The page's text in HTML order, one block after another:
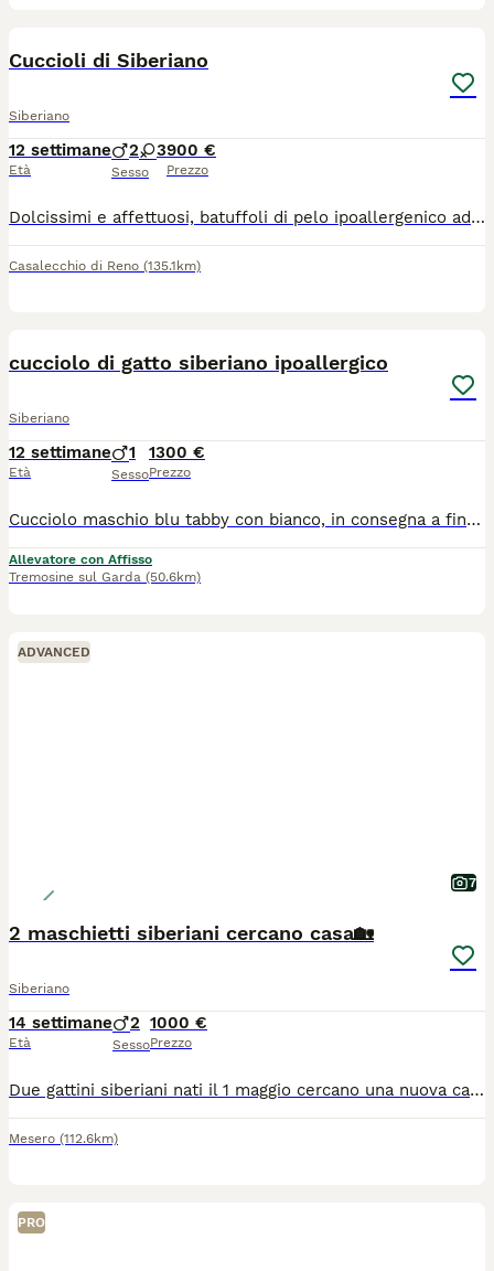
Cuccioli di Siberiano
Siberiano
12 settimane
Età
2 3
Sesso
900 €
Prezzo
Dolcissimi e affettuosi, batuffoli di pelo ipoallergenico adatto agli allergici. Si cedono abituati a lettiera e tira graffi
Casalecchio di Reno (135.1km)
cucciolo di gatto siberiano ipoallergico
Siberiano
12 settimane
Età
1
Sesso
1300 €
Prezzo
Cucciolo maschio blu tabby con bianco, in consegna a fine agosto , ottima genealogia ,ottimo carattere abituato alla lettiera e tiragraffi , genitori testati per tutte le malattie genetiche
Allevatore con Affisso
Tremosine sul Garda (50.6km)
ADVANCED
7
2 maschietti siberiani cercano casa🏡
Siberiano
14 settimane
Età
2
Sesso
1000 €
Prezzo
Due gattini siberiani nati il 1 maggio cercano una nuova casa ... Già microcippati e vaccinati. Mangiano e fanno i loro bisogni in lettiera da quando hanno 1 mese. Sono cresciuti tra i bambini quindi molto socievoli e affettuosi.
Mesero (112.6km)
PRO